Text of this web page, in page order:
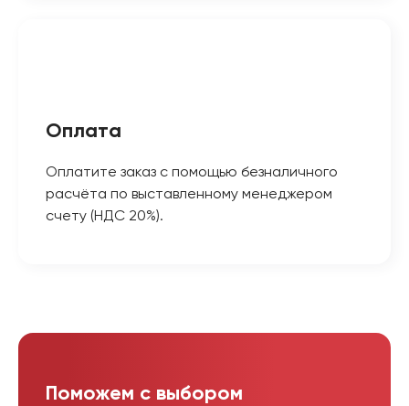
Оплата
Оплатите заказ с помощью безналичного
расчёта по выставленному менеджером
счету (НДС 20%).
Поможем с выбором